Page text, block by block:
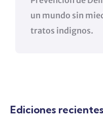
un mundo sin
tratos indignos.
Ediciones recientes